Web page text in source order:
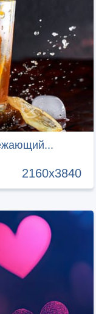
2160x3840